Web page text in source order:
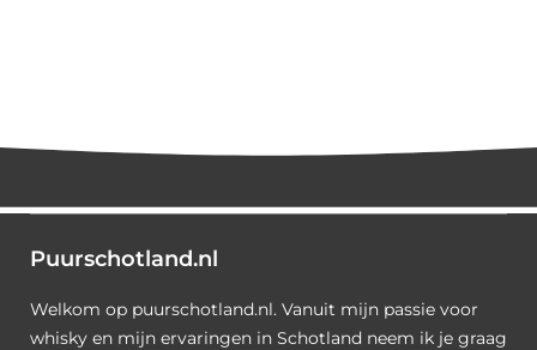
Puurschotland.nl
Welkom op puurschotland.nl. Vanuit mijn passie voor
whisky en mijn ervaringen in Schotland neem ik je graag